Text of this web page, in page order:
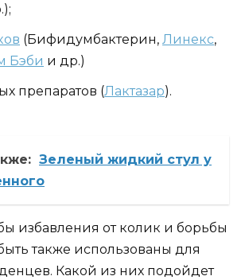
(Бифидумбактерин, Линекс,
Бэби и др.)
препаратов (Лактазар).
Зеленый жидкий стул у
избавления от колик и борьбы
также использованы для
Какой из них подойдет